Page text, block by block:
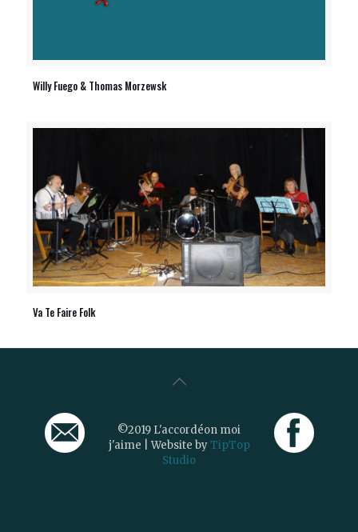
Willy Fuego & Thomas Morzewsk
Va Te Faire Folk
©2019 L'accordéon moi
j'aime | Website byTipTop
Studio